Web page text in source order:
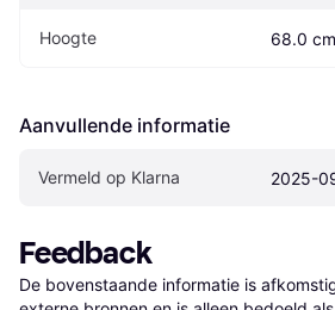
Hoogte 68.0 cm
Aanvullende informatie
Vermeld op Klarna 2025-
Feedback
De bovenstaande informatie is